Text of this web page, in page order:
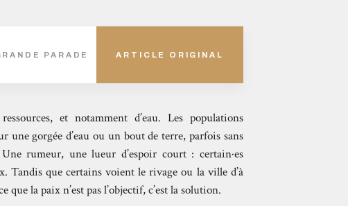
PARADE ARTICLE ORIGINAL
et notamment d’eau. Les populations
une gorgée d’eau ou un bout de terre, parfois sans
rumeur, une lueur d’espoir court : certain·es
que certains voient le rivage ou la ville d’à
que la paix n’est pas l’objectif, c’est la solution.